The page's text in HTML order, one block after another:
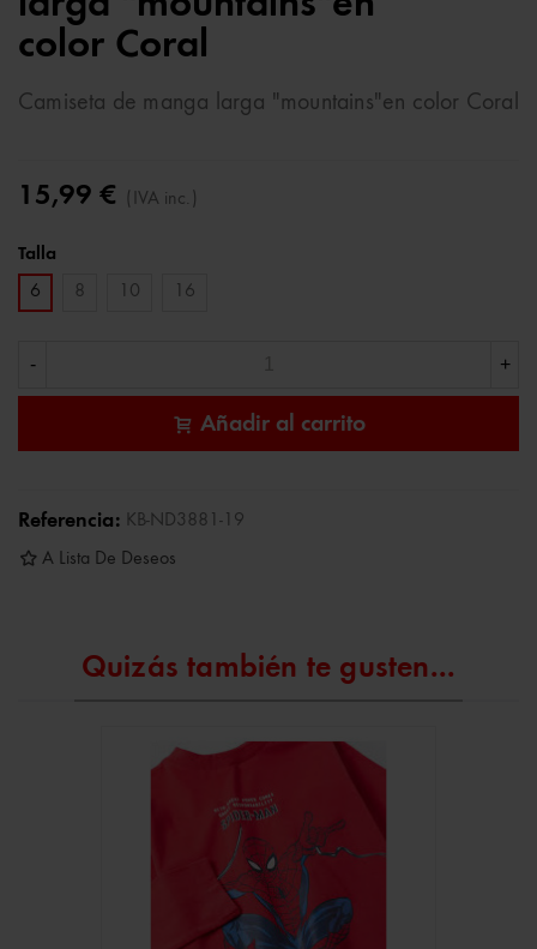
color Coral
Camiseta de manga larga "mountains"en color Coral
15,99 € (IVA inc.)
Talla
6
8 10 16
- +
Añadir al carrito
Referencia: KB-ND3881-19
A Lista De Deseos
Quizás también te gusten...